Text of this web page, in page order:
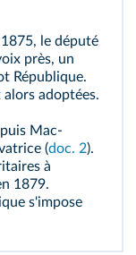
le député
près, un
République.
alors adoptées.
Mac-
(doc. 2).
à
1879.
s'impose